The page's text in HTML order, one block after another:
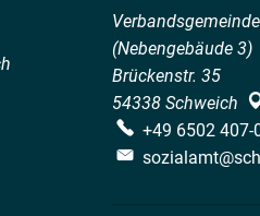
(Nebengebäude 3)
Brückenstr. 35
54338 Schweich
+49 6502 407-